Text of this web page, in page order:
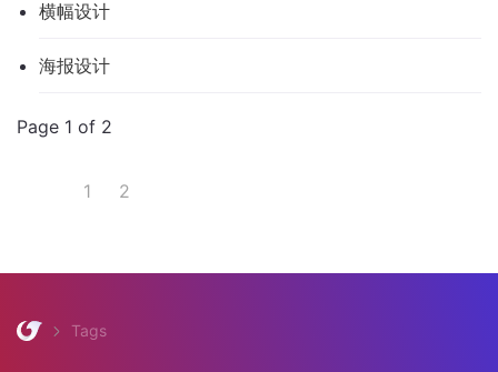
横幅设计
海报设计
Page 1 of 2
1 2
Tags